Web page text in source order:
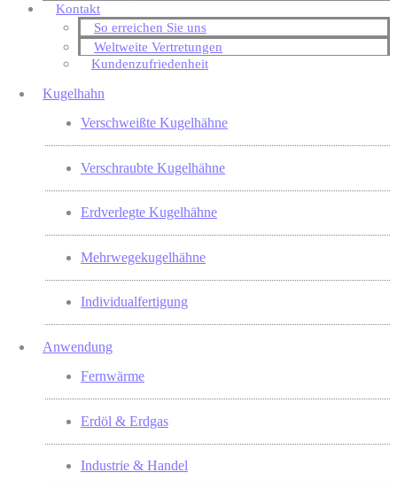
Kontakt
So erreichen Sie uns
Weltweite Vertretungen
Kundenzufriedenheit
Kugelhahn
Verschweißte Kugelhähne
Verschraubte Kugelhähne
Erdverlegte Kugelhähne
Mehrwegekugelhähne
Individualfertigung
Anwendung
Fernwärme
Erdöl & Erdgas
Industrie & Handel